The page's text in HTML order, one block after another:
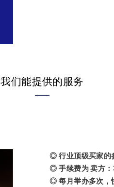
我们能提供的服务
◎ 行业顶级买家的
◎ 手续费为 卖方：
◎ 每月举办多次，